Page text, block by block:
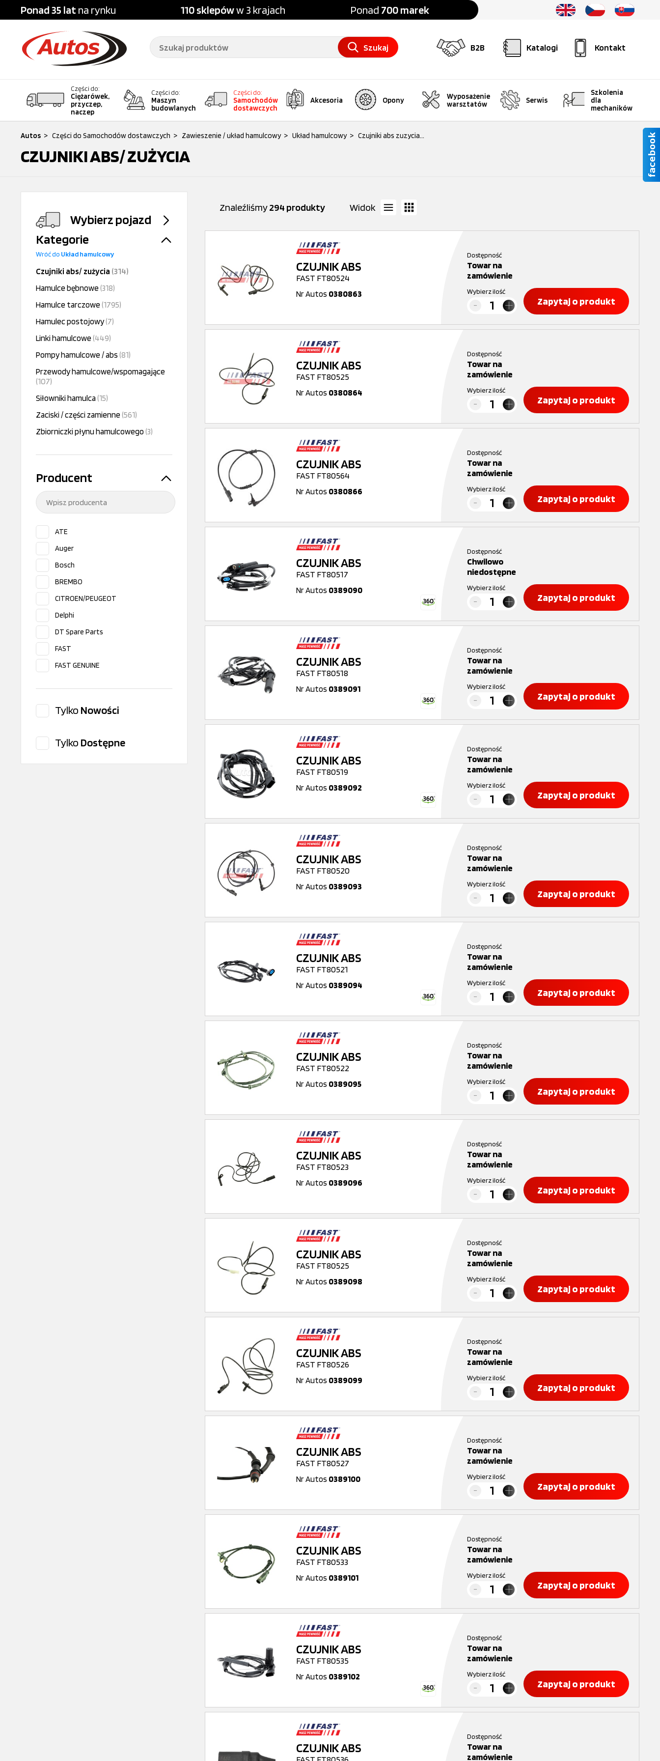
Ponad 35 lat na rynku 110 sklepóww 3 krajach Ponad 700 marek
B2B Katalogi Kontakt
Szukaj
Części do:
Ciężarówek,
przyczep,
naczep
Części do:
Maszyn
budowlanych
Części do:
Samochodów
dostawczych
Akcesoria Opony
Wyposażenie
warsztatów
Serwis
Szkolenia
dla
mechaników
Autos > Części do Samochodów dostawczych > Zawieszenie / układ hamulcowy > Układ hamulcowy > Czujniki abs zuzycia...
CZUJNIKI ABS/ ZUŻYCIA
Wybierz pojazd
Kategorie
Wróć do Układ hamulcowy
Czujniki abs/ zużycia (314)
Hamulce bębnowe (318)
Hamulce tarczowe (1795)
Hamulec postojowy(7)
Linki hamulcowe (449)
Pompy hamulcowe / abs (81)
Przewody hamulcowe/wspomagające
(107)
Siłowniki hamulca(15)
Zaciski / części zamienne (561)
Zbiorniczki płynu hamulcowego (3)
Producent
ATE
Auger
Bosch
BREMBO
CITROEN/PEUGEOT
Delphi
DT Spare Parts
FAST
FAST GENUINE
Iveco original
Peters
Provia
Tylko Nowości
Tylko Dostępne
Znaleźliśmy294 produkty Widok
CZUJNIK ABS
FAST FT80524
Nr Autos 0380863
Dostępność
Towar na
zamówienie
Wybierz ilość
Zapytaj o produkt
CZUJNIK ABS
FAST FT80525
Nr Autos 0380864
Dostępność
Towar na
zamówienie
Wybierz ilość
Zapytaj o produkt
CZUJNIK ABS
FAST FT80564
Nr Autos 0380866
Dostępność
Towar na
zamówienie
Wybierz ilość
Zapytaj o produkt
CZUJNIK ABS
FAST FT80517
Nr Autos 0389090
Dostępność
Chwilowo
niedostępne
Wybierz ilość
Zapytaj o produkt
CZUJNIK ABS
FAST FT80518
Nr Autos 0389091
Dostępność
Towar na
zamówienie
Wybierz ilość
Zapytaj o produkt
CZUJNIK ABS
FAST FT80519
Nr Autos 0389092
Dostępność
Towar na
zamówienie
Wybierz ilość
Zapytaj o produkt
CZUJNIK ABS
FAST FT80520
Nr Autos 0389093
Dostępność
Towar na
zamówienie
Wybierz ilość
Zapytaj o produkt
CZUJNIK ABS
FAST FT80521
Nr Autos 0389094
Dostępność
Towar na
zamówienie
Wybierz ilość
Zapytaj o produkt
CZUJNIK ABS
FAST FT80522
Nr Autos 0389095
Dostępność
Towar na
zamówienie
Wybierz ilość
Zapytaj o produkt
CZUJNIK ABS
FAST FT80523
Nr Autos 0389096
Dostępność
Towar na
zamówienie
Wybierz ilość
Zapytaj o produkt
CZUJNIK ABS
FAST FT80525
Nr Autos 0389098
Dostępność
Towar na
zamówienie
Wybierz ilość
Zapytaj o produkt
CZUJNIK ABS
FAST FT80526
Nr Autos 0389099
Dostępność
Towar na
zamówienie
Wybierz ilość
Zapytaj o produkt
CZUJNIK ABS
FAST FT80527
Nr Autos 0389100
Dostępność
Towar na
zamówienie
Wybierz ilość
Zapytaj o produkt
CZUJNIK ABS
FAST FT80533
Nr Autos 0389101
Dostępność
Towar na
zamówienie
Wybierz ilość
Zapytaj o produkt
CZUJNIK ABS
FAST FT80535
Nr Autos 0389102
Dostępność
Towar na
zamówienie
Wybierz ilość
Zapytaj o produkt
CZUJNIK ABS
Dostępność
Towar na
zamówienie